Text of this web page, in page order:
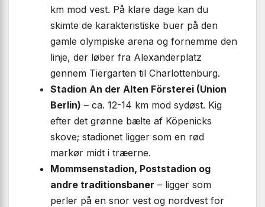
km mod vest. På klare dage kan du
skimte de karakteristiske buer på den
gamle olympiske arena og fornemme den
linje, der løber fra Alexanderplatz
gennem Tiergarten til Charlottenburg.
Stadion An der Alten Försterei (Union
Berlin) – ca. 12-14 km mod sydøst. Kig
efter det grønne bælte af Köpenicks
skove; stadionet ligger som en rød
markør midt i træerne.
Mommsenstadion, Poststadion og
andre traditionsbaner – ligger som
perler på en snor vest og nordvest for